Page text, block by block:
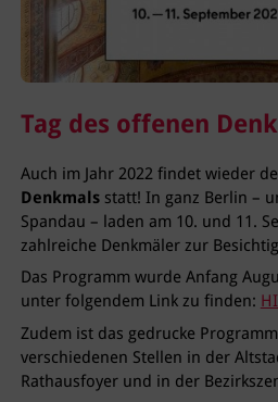
Tag des offenen
Auch im Jahr 2022 findet wieder
Denkmalsstatt! In ganz Berlin –
Spandau – laden am 10. und 11.
zahlreiche Denkmäler zur
Das Programm wurde Anfang
unter folgendem Link zu finden:
Zudem ist das gedrucke
verschiedenen Stellen in der
Rathausfoyer und in der